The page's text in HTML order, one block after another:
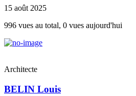
15 août 2025
996 vues au total, 0 vues aujourd'hui
Architecte
BELIN Louis